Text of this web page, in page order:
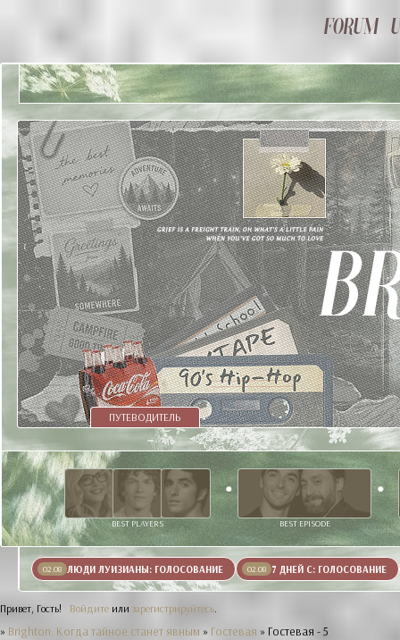
ПУТЕВОДИТЕЛЬ
BEST PLAYERS BEST EPISODE
02.08 ЛЮДИ ЛУИЗИАНЫ: ГОЛОСОВАНИЕ 02.08 7 ДНЕЙ С: ГОЛОСОВАНИЕ
Привет, Гость! Войдите или зарегистрируйтесь.
» Brighton. Когда тайное станет явным » Гостевая » Гостевая - 5